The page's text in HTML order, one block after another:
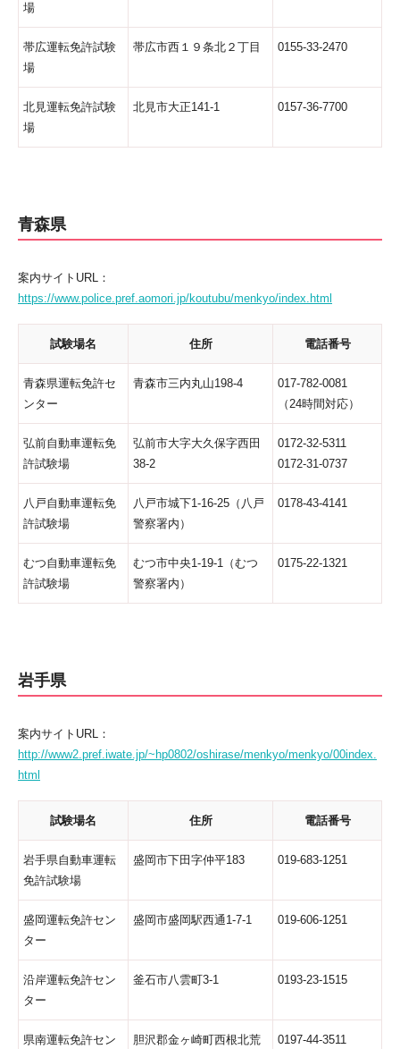
場
帯広運転免許試験
場
帯広市西１９条北２丁目 0155-33-2470
北見運転免許試験
場
北見市大正141-1 0157-36-7700
青森県
案内サイトURL：
https://www.police.pref.aomori.jp/koutubu/menkyo/index.html
試験場名 住所 電話番号
青森県運転免許セ
ンター
青森市三内丸山198-4
017-782-0081
（24時間対応）
弘前自動車運転免
許試験場
弘前市大字大久保字西田
38-2
0172-32-5311
0172-31-0737
八戸自動車運転免
許試験場
八戸市城下1-16-25（八戸
警察署内）
0178-43-4141
むつ自動車運転免
許試験場
むつ市中央1-19-1（むつ
警察署内）
0175-22-1321
岩手県
案内サイトURL：
http://www2.pref.iwate.jp/~hp0802/oshirase/menkyo/menkyo/00index.
html
試験場名 住所 電話番号
岩手県自動車運転
免許試験場
盛岡市下田字仲平183 019-683-1251
盛岡運転免許セン
ター
盛岡市盛岡駅西通1-7-1 019-606-1251
沿岸運転免許セン
ター
釜石市八雲町3-1 0193-23-1515
県南運転免許セン
胆沢郡金ヶ崎町西根北荒
0197-44-3511